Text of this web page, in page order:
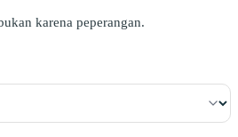
karena peperangan.